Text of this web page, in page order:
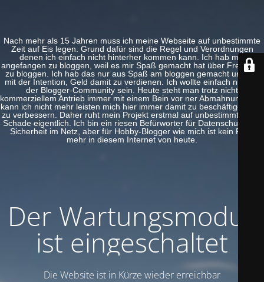
Nach mehr als 15 Jahren muss ich meine Webseite auf unbestimmte
Zeit auf Eis legen. Grund dafür sind die Regel und Verordnungen
denen ich einfach nicht hinterher kommen kann. Ich hab mal
angefangen zu bloggen, weil es mir Spaß gemacht hat über Freeware
zu bloggen. Ich hab das nur aus Spaß am bloggen gemacht und nie
mit der Intention, Geld damit zu verdienen. Ich wollte einfach nur Teil
der Blogger-Community sein. Heute steht man trotz nicht
kommerziellem Antrieb immer mit einem Bein vor ner Abmahnung. Das
kann ich nicht mehr leisten mich hier immer damit zu beschäftigen und
zu verbessern. Daher ruht mein Projekt erstmal auf unbestimmte Zeit.
Schade eigentlich. Ich bin ein riesen Befürworter für Datenschutz und
Sicherheit im Netz, aber für Hobby-Blogger wie mich ist kein Platz
mehr in diesem Internet von heute.
Der Wartungsmodus
ist eingeschaltet
Die Website ist in Kürze wieder erreichbar